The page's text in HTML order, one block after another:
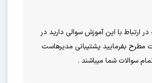
ارتباط با این آموزش سوالی دارید در
بفرمایید پشتیبانی مدیرهاست
سوالات شما میباشند .